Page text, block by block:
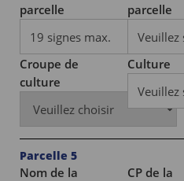
parcelle
parcelle
Croupe de
culture
Culture
Parcelle 5
Nom de la
CP de la